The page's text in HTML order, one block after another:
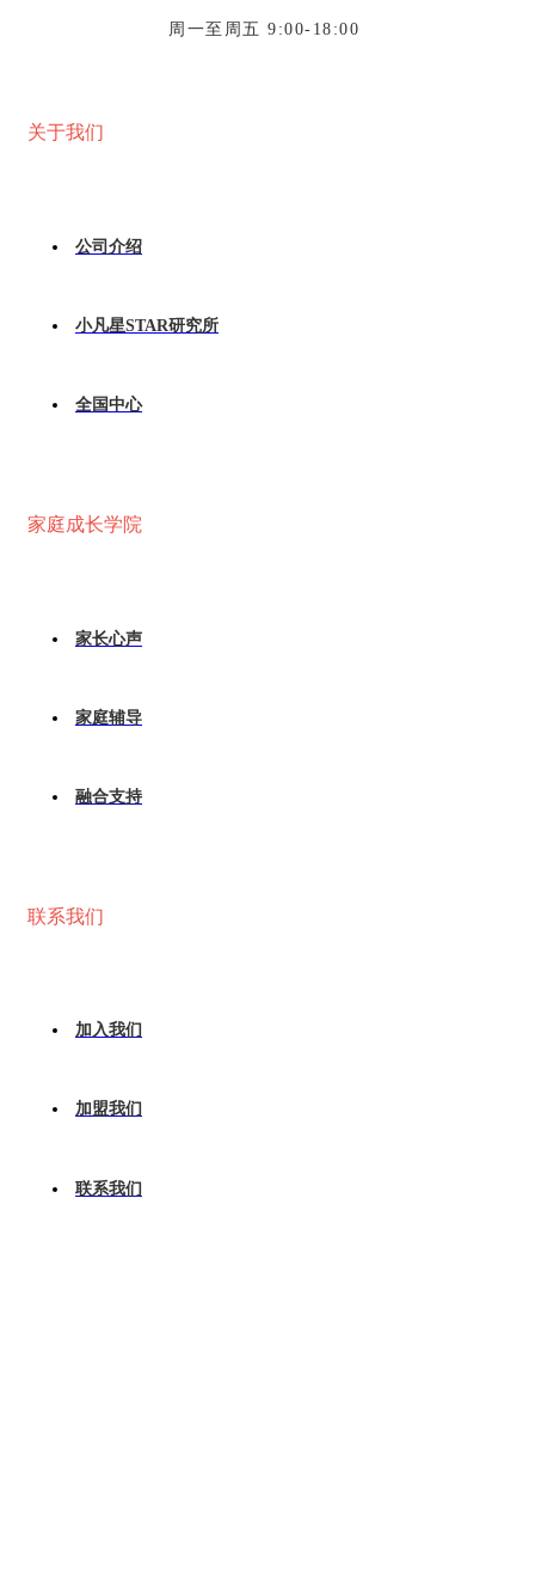
周一至周五 9:00-18:00
关于我们
公司介绍
小凡星STAR研究所
全国中心
家庭成长学院
家长心声
家庭辅导
融合支持
联系我们
加入我们
加盟我们
联系我们